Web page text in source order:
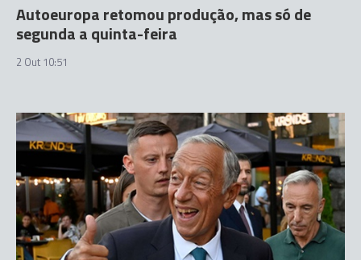
Autoeuropa retomou produção, mas só de
segunda a quinta-feira
2 Out 10:51